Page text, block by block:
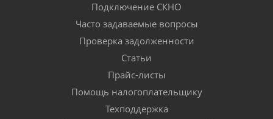
Подключение СКНО
Часто задаваемые вопросы
Проверка задолженности
Статьи
Прайс-листы
Помощь налогоплательщику
Техподдержка